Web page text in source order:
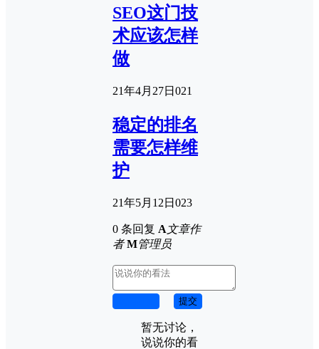
SEO这门技
术应该怎样
做
21年4月27日 021
稳定的排名
需要怎样维
护
21年5月12日 023
0 条回复 A文章作
者 M管理员
提交
暂无讨论，
说说你的看